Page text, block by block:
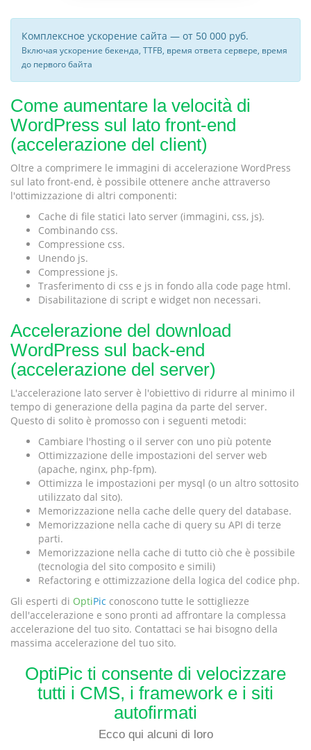
Комплексное ускорение сайта — от 50 000 руб.
Включая ускорение бекенда, TTFB, время ответа сервере, время
до первого байта
Come aumentare la velocità di
WordPress sul lato front-end
(accelerazione del client)
Oltre a comprimere le immagini di accelerazione WordPress
sul lato front-end, è possibile ottenere anche attraverso
l'ottimizzazione di altri componenti:
Cache di file statici lato server (immagini, css, js).
Combinando css.
Compressione css.
Unendo js.
Compressione js.
Trasferimento di css e js in fondo alla code page html.
Disabilitazione di script e widget non necessari.
Accelerazione del download
WordPress sul back-end
(accelerazione del server)
L'accelerazione lato server è l'obiettivo di ridurre al minimo il
tempo di generazione della pagina da parte del server.
Questo di solito è promosso con i seguenti metodi:
Cambiare l'hosting o il server con uno più potente
Ottimizzazione delle impostazioni del server web
(apache, nginx, php-fpm).
Ottimizza le impostazioni per mysql (o un altro sottosito
utilizzato dal sito).
Memorizzazione nella cache delle query del database.
Memorizzazione nella cache di query su API di terze
parti.
Memorizzazione nella cache di tutto ciò che è possibile
(tecnologia del sito composito e simili)
Refactoring e ottimizzazione della logica del codice php.
Gli esperti di OptiPic conoscono tutte le sottigliezze
dell'accelerazione e sono pronti ad affrontare la complessa
accelerazione del tuo sito. Contattaci se hai bisogno della
massima accelerazione del tuo sito.
OptiPic ti consente di velocizzare
tutti i CMS, i framework e i siti
autofirmati
Ecco qui alcuni di loro